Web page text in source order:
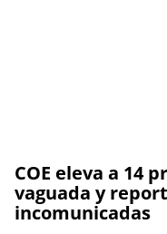
COE eleva a 14
vaguada y
incomunicadas